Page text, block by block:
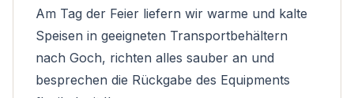
Am Tag der Feier liefern wir warme und kalte
Speisen in geeigneten Transportbehältern
nach Goch, richten alles sauber an und
besprechen die Rückgabe des Equipments